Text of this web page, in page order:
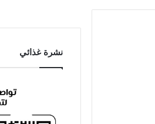
نشرة غذائي